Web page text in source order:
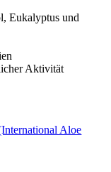
Eukalyptus und
Aktivität
Aloe